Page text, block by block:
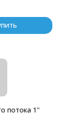
потока 1"